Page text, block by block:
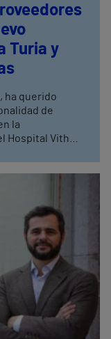
Turia y
ha querido
de
la
Hospital Vithas